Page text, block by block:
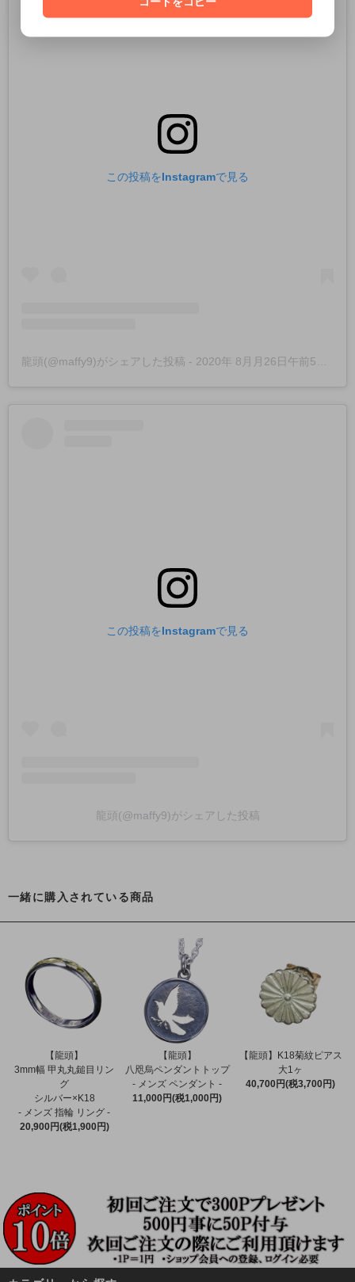
この投稿をInstagramで見る
龍頭(@maffy9)がシェアした投稿 - 2020年 8月月26日午前5時39分PDT
この投稿をInstagramで見る
龍頭(@maffy9)がシェアした投稿
一緒に購入されている商品
【龍頭】
3mm幅 甲丸丸鎚目リン
グ
シルバー×K18
- メンズ 指輪 リング -
20,900円(税1,900円)
【龍頭】
八咫烏ペンダントトップ
- メンズ ペンダント -
11,000円(税1,000円)
【龍頭】K18菊紋ピアス
大1ヶ
40,700円(税3,700円)